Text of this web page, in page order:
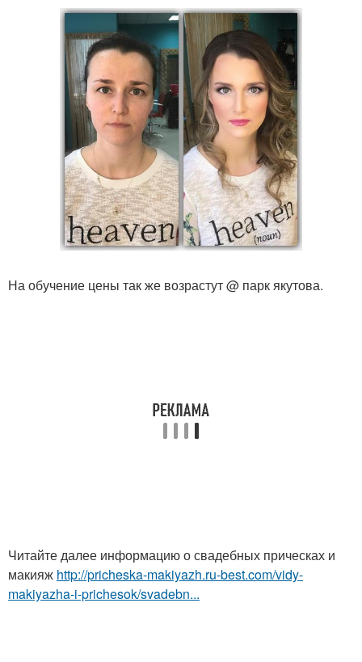
На обучение цены так же возрастут @ парк якутова.
Читайте далее информацию о свадебных прическах и
макияж http://pricheska-makiyazh.ru-best.com/vidy-
makiyazha-i-prichesok/svadebn...